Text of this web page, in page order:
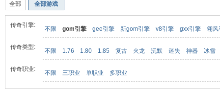
全部 全部游戏
传奇引擎:
不限 gom引擎 gee引擎 新gom引擎 v8引擎 gxx引擎 翎风
传奇类型:
不限 1.76 1.80 1.85 复古 火龙 沉默 迷失 神器 冰雪
传奇职业:
不限 三职业 单职业 多职业